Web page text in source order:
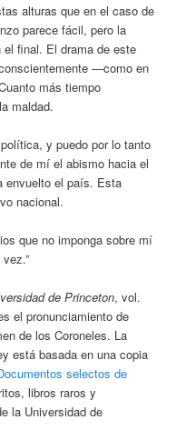
alturas que en el caso de
parece fácil, pero la
final. El drama de este
―como en
más tiempo
maldad.
y puedo por lo tanto
de mí el abismo hacia el
envuelto el país. Esta
nacional.
que no imponga sobre mí
de Princeton, vol.
el pronunciamiento de
de los Coroneles. La
está basada en una copia
selectos de
libros raros y
la Universidad de